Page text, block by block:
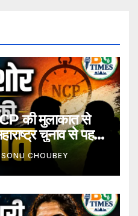
की मुलाकात से
चुनाव से पहले
SONU CHOUBEY